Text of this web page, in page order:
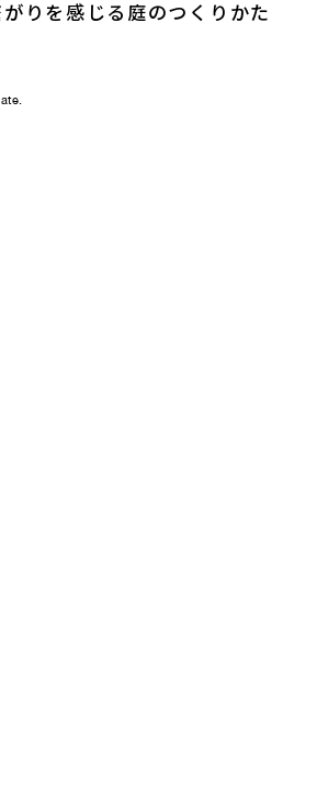
りを感じる庭のつくりかた